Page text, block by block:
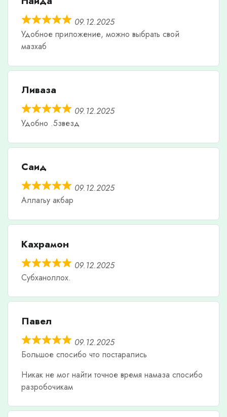
09.12.2025
Удобное приложение, можно выбрать свой
мазхаб
Ливаза
09.12.2025
Удобно .5звезд
Саид
09.12.2025
Аллагьу акбар
Кахрамон
09.12.2025
Субханоллох.
Павел
09.12.2025
Большое спосибо что постарались
Никак не мог найти точное время намаза спосибо
разробочикам